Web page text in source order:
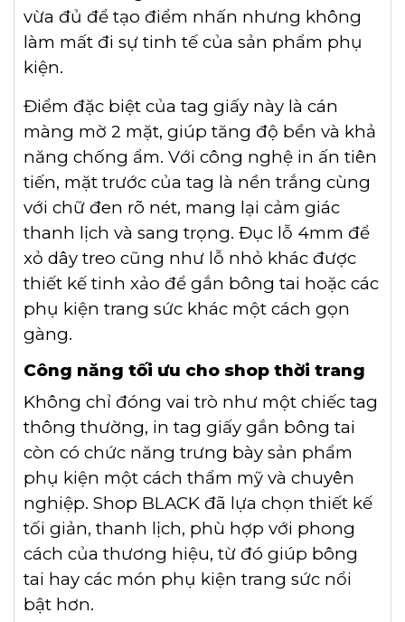
vừa đủ để tạo điểm nhấn nhưng không
làm mất đi sự tinh tế của sản phẩm phụ
kiện.
Điểm đặc biệt của tag giấy này là cán
màng mờ 2 mặt, giúp tăng độ bền và khả
năng chống ẩm. Với công nghệ in ấn tiên
tiến, mặt trước của tag là nền trắng cùng
với chữ đen rõ nét, mang lại cảm giác
thanh lịch và sang trọng. Đục lỗ 4mm để
xỏ dây treo cũng như lỗ nhỏ khác được
thiết kế tinh xảo để gắn bông tai hoặc các
phụ kiện trang sức khác một cách gọn
gàng.
Công năng tối ưu cho shop thời trang
Không chỉ đóng vai trò như một chiếc tag
thông thường, in tag giấy gắn bông tai
còn có chức năng trưng bày sản phẩm
phụ kiện một cách thẩm mỹ và chuyên
nghiệp. Shop BLACK đã lựa chọn thiết kế
tối giản, thanh lịch, phù hợp với phong
cách của thương hiệu, từ đó giúp bông
tai hay các món phụ kiện trang sức nổi
bật hơn.